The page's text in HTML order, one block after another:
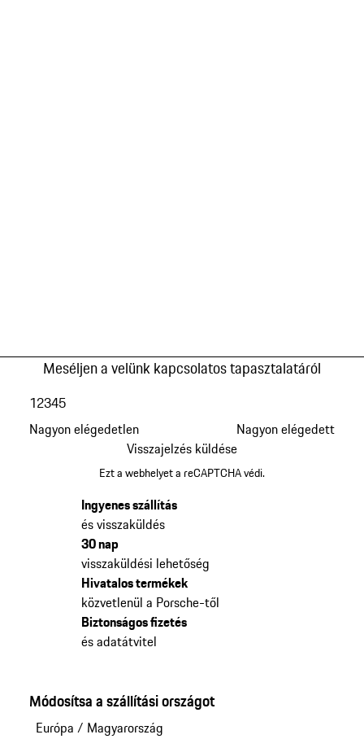
Meséljen a velünk kapcsolatos tapasztalatáról
Nagyon elégedetlen
12345
Nagyon elégedett
Visszajelzés küldése
Ezt a webhelyet a reCAPTCHA védi.
Ingyenes szállítás
és visszaküldés
30 nap
visszaküldési lehetőség
Hivatalos termékek
közvetlenül a Porsche-től
Biztonságos fizetés
és adatátvitel
Módosítsa a szállítási országot
Európa / Magyarország